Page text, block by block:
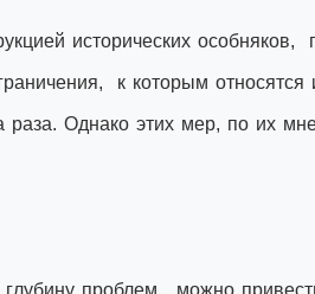
исторических особняков,
к которым
раза. Однако этих мер, по их
проблем, можно